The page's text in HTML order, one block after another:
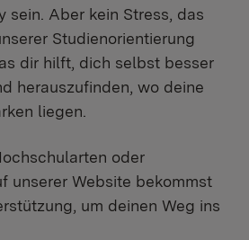
sein. Aber kein Stress, das
Studienorientierung
dir hilft, dich selbst besser
herauszufinden, wo deine
liegen.
oder
unserer Website bekommst
um deinen Weg ins